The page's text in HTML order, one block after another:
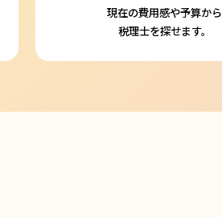
現在の費用感や予算から
税理士を探せます。